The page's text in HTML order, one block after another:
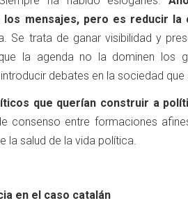
los mensajes, pero es reducir la
Se trata de ganar visibilidad y
la agenda no la dominen los
debates en la sociedad que
que querían construir a
consenso entre formaciones
la salud de la vida política.
en el caso catalán